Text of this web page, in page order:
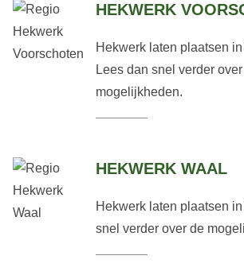
HEKWERK
Hekwerk laten plaatsen
Lees dan snel verder
mogelijkheden.
HEKWERK WAAL
Hekwerk laten plaatsen
snel verder over de